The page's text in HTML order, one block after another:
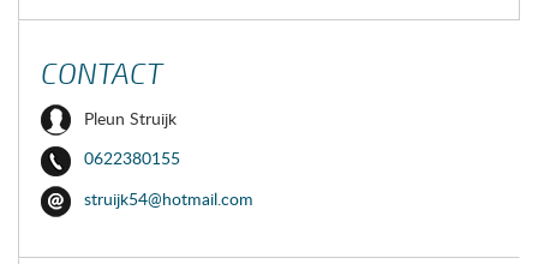
CONTACT
Pleun Struijk
0622380155
struijk54@hotmail.com